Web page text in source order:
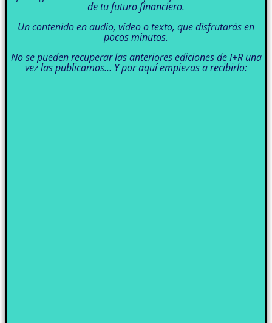
de tu futuro financiero.
Un contenido en audio, vídeo o texto, que disfrutarás en
pocos minutos.
No se pueden recuperar las anteriores ediciones de I+R una
vez las publicamos… Y por aquí empiezas a recibirlo: